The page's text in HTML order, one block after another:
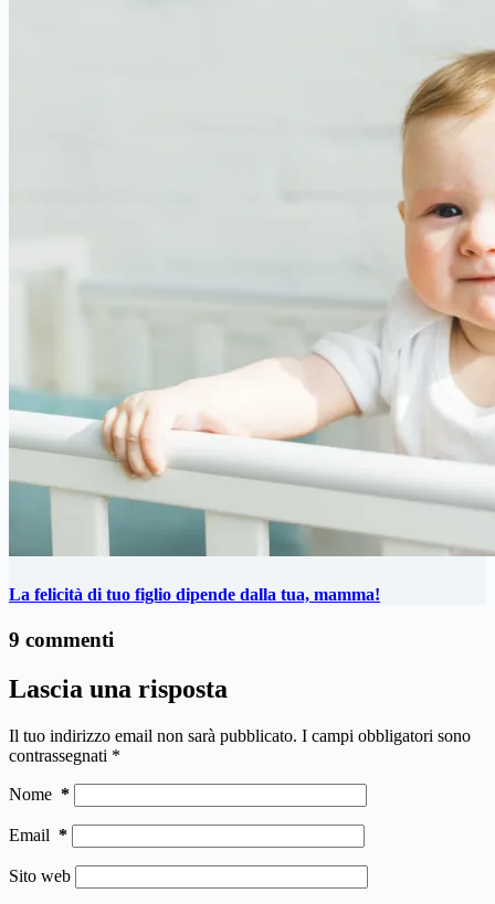
La felicità di tuo figlio dipende dalla tua, mamma!
9 commenti
Lascia una risposta
Il tuo indirizzo email non sarà pubblicato. I campi obbligatori sono
contrassegnati *
Nome *
Email *
Sito web